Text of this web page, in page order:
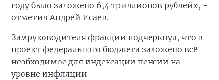
году было заложено 6,4 триллионов рублей», -
отметил Андрей Исаев.
Замруководителя фракции подчеркнул, что в
проект федерального бюджета заложено всё
необходимое для индексации пенсии на
уровне инфляции.